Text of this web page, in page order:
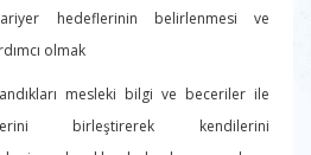
hedeflerinin belirlenmesi ve
olmak
mesleki bilgi ve beceriler ile
birleştirerek kendilerini